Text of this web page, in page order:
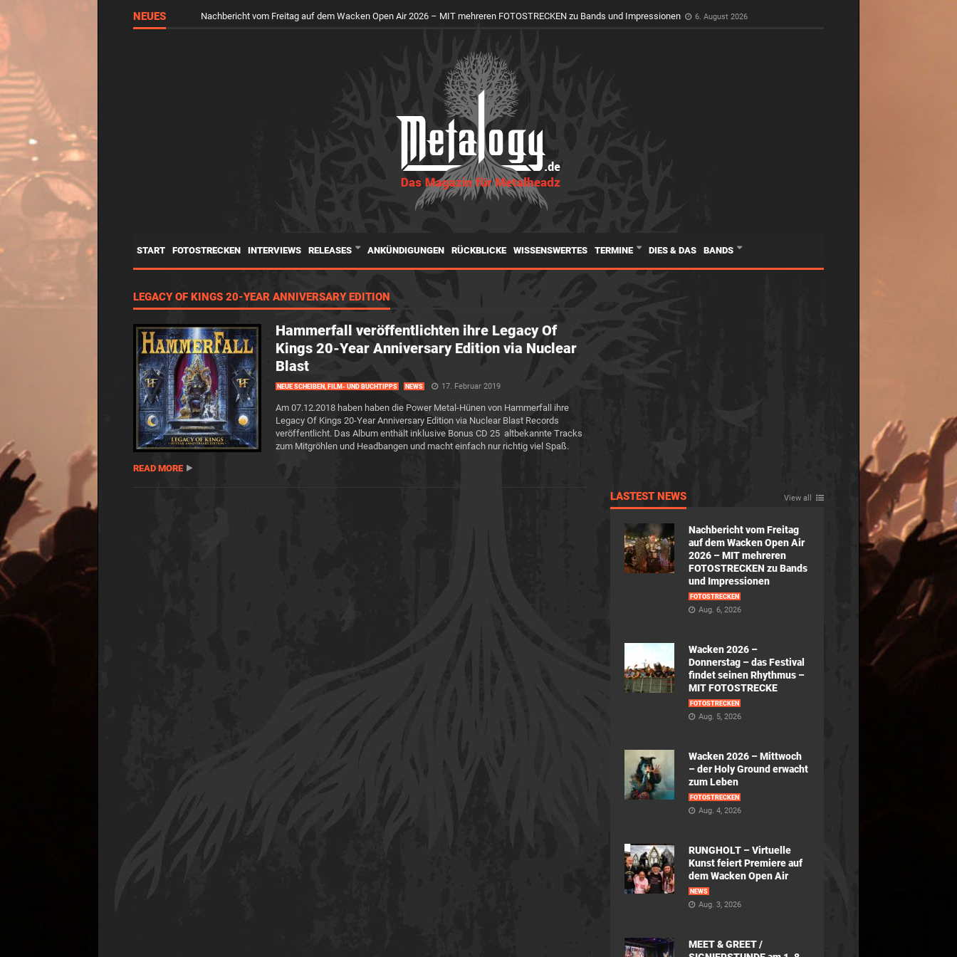
NEUES Nachbericht vom Freitag auf dem Wacken Open Air 2026 – MIT mehreren FOTOSTRECKEN zu Bands und Impressionen 6. August 2026
START FOTOSTRECKEN INTERVIEWS RELEASES ANKÜNDIGUNGEN RÜCKBLICKE WISSENSWERTES TERMINE DIES & DAS BANDS
LEGACY OF KINGS 20-YEAR ANNIVERSARY EDITION
Hammerfall veröffentlichten ihre Legacy Of
Kings 20-Year Anniversary Edition via Nuclear
Blast
NEUE SCHEIBEN, FILM- UND BUCHTIPPS NEWS 17. Februar 2019
Am 07.12.2018 haben haben die Power Metal-Hünen von Hammerfall ihre
Legacy Of Kings 20-Year Anniversary Edition via Nuclear Blast Records
veröffentlicht. Das Album enthält inklusive Bonus CD 25 altbekannte Tracks
zum Mitgröhlen und Headbangen und macht einfach nur richtig viel Spaß.
READ MORE
LASTEST NEWS View all
Nachbericht vom Freitag
auf dem Wacken Open Air
2026 – MIT mehreren
FOTOSTRECKEN zu Bands
und Impressionen
FOTOSTRECKEN
Aug. 6, 2026
Wacken 2026 –
Donnerstag – das Festival
findet seinen Rhythmus –
MIT FOTOSTRECKE
FOTOSTRECKEN
Aug. 5, 2026
Wacken 2026 – Mittwoch
– der Holy Ground erwacht
zum Leben
FOTOSTRECKEN
Aug. 4, 2026
RUNGHOLT – Virtuelle
Kunst feiert Premiere auf
dem Wacken Open Air
NEWS
Aug. 3, 2026
MEET & GREET /